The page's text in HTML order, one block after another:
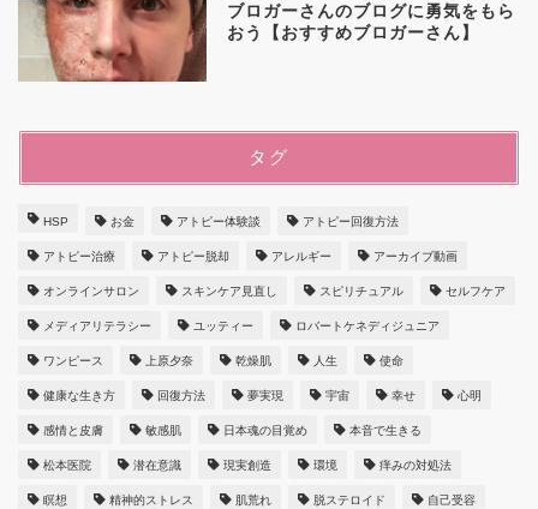
ブロガーさんのブログに勇気をもら
おう【おすすめブロガーさん】
タグ
HSP お金 アトピー体験談 アトピー回復方法
アトピー治療 アトピー脱却 アレルギー アーカイブ動画
オンラインサロン スキンケア見直し スピリチュアル セルフケア
メディアリテラシー ユッティー ロバートケネディジュニア
ワンピース 上原夕奈 乾燥肌 人生 使命
健康な生き方 回復方法 夢実現 宇宙 幸せ 心明
感情と皮膚 敏感肌 日本魂の目覚め 本音で生きる
松本医院 潜在意識 現実創造 環境 痒みの対処法
瞑想 精神的ストレス 肌荒れ 脱ステロイド 自己受容